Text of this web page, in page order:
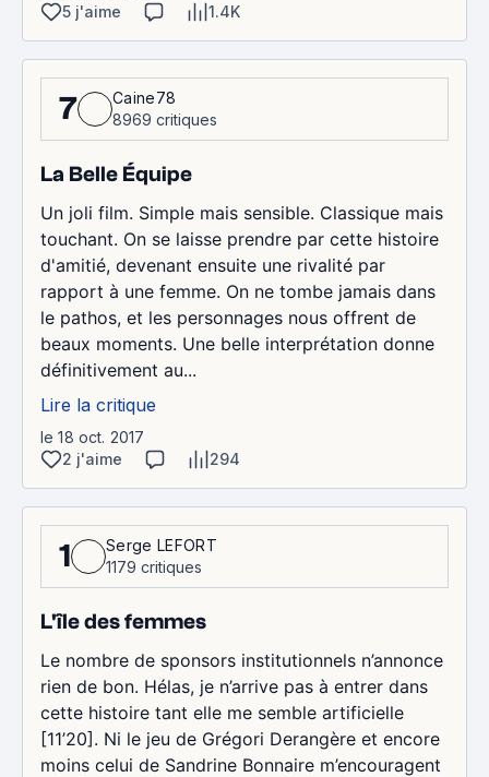
5 j'aime
1.4K
7
Caine78
8969 critiques
La Belle Équipe
Un joli film. Simple mais sensible. Classique mais
touchant. On se laisse prendre par cette histoire
d'amitié, devenant ensuite une rivalité par
rapport à une femme. On ne tombe jamais dans
le pathos, et les personnages nous offrent de
beaux moments. Une belle interprétation donne
définitivement au...
Lire la critique
le 18 oct. 2017
2 j'aime
294
1
Serge LEFORT
1179 critiques
L'île des femmes
Le nombre de sponsors institutionnels n’annonce
rien de bon. Hélas, je n’arrive pas à entrer dans
cette histoire tant elle me semble artificielle
[11’20]. Ni le jeu de Grégori Derangère et encore
moins celui de Sandrine Bonnaire m’encouragent